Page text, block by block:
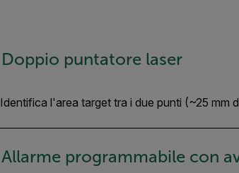
Doppio puntatore laser
Identifica l'area target tra i due punti (~25 mm
Allarme programmabile con